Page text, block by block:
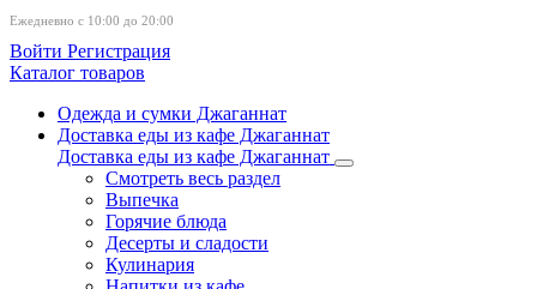
Ежедневно с 10:00 до 20:00
Войти Регистрация
Каталог товаров
Одежда и сумки Джаганнат
Доставка еды из кафе Джаганнат
Доставка еды из кафе Джаганнат
Смотреть весь раздел
Выпечка
Горячие блюда
Десерты и сладости
Кулинария